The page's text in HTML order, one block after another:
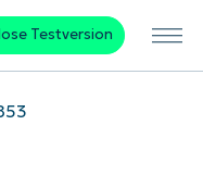
Testversion